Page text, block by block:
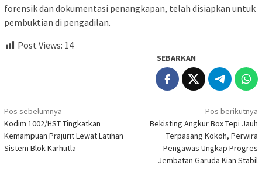
forensik dan dokumentasi penangkapan, telah disiapkan untuk
pembuktian di pengadilan.
Post Views: 14
SEBARKAN
Navigasi
pos
Pos sebelumnya
Kodim 1002/HST Tingkatkan
Kemampuan Prajurit Lewat Latihan
Sistem Blok Karhutla
Pos berikutnya
Bekisting Angkur Box Tepi Jauh
Terpasang Kokoh, Perwira
Pengawas Ungkap Progres
Jembatan Garuda Kian Stabil